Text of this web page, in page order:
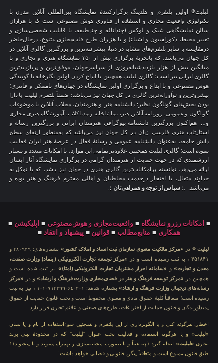
لیلیت® اولین پلتفرم و هلدینگ برگزارکنندهٔ نمایشگاه بین‌المللی آنلاین مدرن با
تکنولوژی واقعیت مجازی و استفاده از فناوری هوش مصنوعی است که با هزاران
سالن نمایشگاهی شیک و لوکس (چنداتاقه و چندطبقه، با قابلیت شخصی‌سازی و
تغییر محیط، دکوراسیون و اشیاء) و با هزاران طرح قاب‌مجازی متنوع، درحال‌حاضر
درمقایسه با سایر پلتفرم‌های مشابه در دنیا، پیشرفته‌ترین و بزرگترین گالری آنلاین در
کل جهان می‌باشد، که باتجربهٔ برگزاری بیش از ۲۵۰ نمایشگاه هنری و تجاری و با
میانگین بیش از هزار بازدیدشبانه‌روزی از سراسرجهان، موفق‌ترین و پربازدیدترین
گالری ایرانی نیز است؛ گالری لیلیت همچنین با ابداع کردن اولین نگارخانه با گویندگی
هوش مصنوعی و با ابداع و برگزاری اولین نمایشگاه در جهان‌های ناممکن و فانتزی؛
پیشروترین و نوآورانه‌ترین گالری در کل جهان نیز می‌باشد؛ ضمناً پلتفرم لیلیت با دارا
بودن بخش‌های گوناگون نظیر: دانشنامه هنر و هنرمندان، مجلات آنلاین با موضوعات
گوناگون و عمومی، روزنامه آنلاین هنر، تماشاخانه و مدیاکلاب، آموزشگاه هنری مجازی
و…؛ هم‌اکنون بزرگترین دانشنامه بیوگرافی هنرمندان ایرانی و بزرگترین رسانه و
استارتاپ هنری فارسی زبان در کل جهان نیز می‌باشد که به‌منظور ارتقای سطح
دانش جامعه، به‌عنوان دانشنامه عمومی و رسانهٔ فعال در عرصهٔ هنر ایران فعالیت
نموده است؛ گالری لیلیت همچنین علاوه‌بر تمامی این موارد، با امکانات متعدد و بسیار
ارزشمندی که در جهت حمایت از هنرمندان گرامی در برگزاری نمایشگاه آثار ایشان
ارائه می‌دهد، توانسته پرامکانات‌ترین گالری هنری در جهان نیز باشد، که با توکل به
خداوند متعال، با افتخار درخدمت مخاطبان و اهالی محترم فرهنگ و هنر بوده و
می‌باشد. .: سپاس از توجه و همراهی‌تان :.
≡ امکانات رزرو نمایشگاه ≡واقعیت‌مجازی و هوش‌مصنوعی ≡ اپلیکیشن ≡
همکاری ≡ منابع‌مطالب ≡ قوانین ≡ پیشنهاد و انتقاد ≡
لیلیت® در «مرکز مالکیت معنوی سازمان ثبت اسناد و املاک کشور»
بشماره‌های: ۲۸۰۹۲۹ و
۴۵۱۸۴۱ ، به ثبت رسیده است و در
«مرکز توسعه تجارت الکترونیکی (اینماد) وزارت صنعت،
معدن و تجارت»و «سامانه احراز مشتریان تجارت الکترونیکی (اِمتا)» نیز ثبت شده است و
همچنین در «مرکز توسعه فرهنگ و هنر در فضای‌مجازی وزارت فرهنگ و ارشاد» و در «مرکز
رسانه‌های دیجیتال وزارت فرهنگ و ارشاد»
بشماره شامَد: ۱-۳-۶۵-۷۱۲۳۹۹-۱-۱ ، نیز به ثبت
رسیده است؛ متعاقباً کلیهٔ حقوق مادی و معنوی محفوظ است و تحت قانون حمایت از حقوق
پدیدآورندگان و قانون حمایت از اختراعات، طرح‌های صنعتی و علائم تجاری قرار دارد.
اخطار! هرگونه کپی و یا الگوبرداری از این پلتفرم و همچنین سوءاستفاده از نام و یا نشان
«لیلیت» و یا هرگونه استفاده و فعالیت تحت عنوان “لیلیت” که در محدودهٔ ثبتی برند
تجاری «لیلیت» انجام گیرد (چه عیناً و یا بصورت مشابه‌سازی و بهمراه پسوند و یا پیشوند) ؛
طبق قانون ممنوع است و متعاقباً پیگرد قانونی و قضایی خواهد داشت!